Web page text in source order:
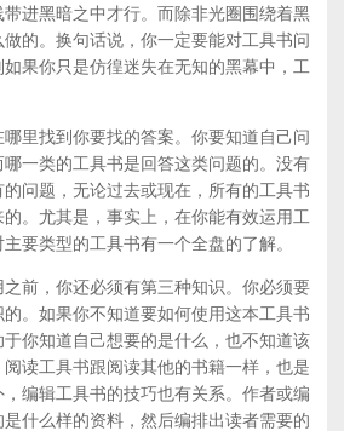
进黑暗之中才行。而除非光圈围绕着黑
的。换句话说，你一定要能对工具书问
果你只是仿徨迷失在无知的黑幕中，工
里找到你要找的答案。你要知道自己问
一类的工具书是回答这类问题的。没有
问题，无论过去或现在，所有的工具书
。尤其是，事实上，在你能有效运用工
要类型的工具书有一个全盘的了解。
前，你还必须有第三种知识。你必须要
。如果你不知道要如何使用这本工具书
你知道自己想要的是什么，也不知道该
读工具书跟阅读其他的书籍一样，也是
编辑工具书的技巧也有关系。作者或编
什么样的资料，然后编排出读者需要的